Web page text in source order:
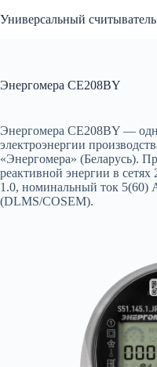
к
Универсальный считыватель
Энергомера CE208BY
Энергомера CE208BY —
электроэнергии
«Энергомера» (Беларусь).
реактивной энергии в
1.0, номинальный ток
(DLMS/COSEM).